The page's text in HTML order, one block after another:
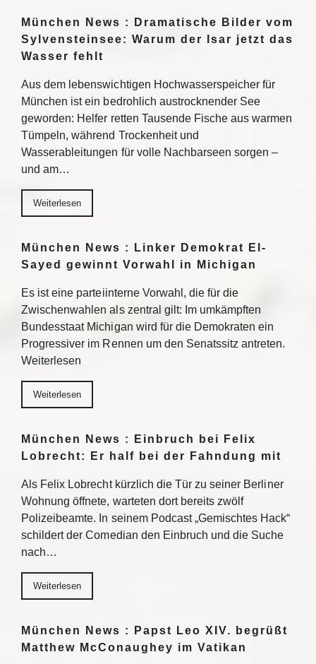
München News : Dramatische Bilder vom
Sylvensteinsee: Warum der Isar jetzt das
Wasser fehlt
Aus dem lebenswichtigen Hochwasserspeicher für
München ist ein bedrohlich austrocknender See
geworden: Helfer retten Tausende Fische aus warmen
Tümpeln, während Trockenheit und
Wasserableitungen für volle Nachbarseen sorgen –
und am…
Weiterlesen
München News : Linker Demokrat El-
Sayed gewinnt Vorwahl in Michigan
Es ist eine parteiinterne Vorwahl, die für die
Zwischenwahlen als zentral gilt: Im umkämpften
Bundesstaat Michigan wird für die Demokraten ein
Progressiver im Rennen um den Senatssitz antreten.
Weiterlesen
Weiterlesen
München News : Einbruch bei Felix
Lobrecht: Er half bei der Fahndung mit
Als Felix Lobrecht kürzlich die Tür zu seiner Berliner
Wohnung öffnete, warteten dort bereits zwölf
Polizeibeamte. In seinem Podcast „Gemischtes Hack“
schildert der Comedian den Einbruch und die Suche
nach…
Weiterlesen
München News : Papst Leo XIV. begrüßt
Matthew McConaughey im Vatikan